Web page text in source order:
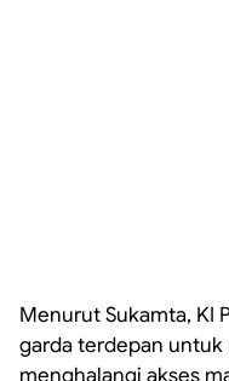
Menurut Sukamta, KI
garda terdepan
menghalangi akses